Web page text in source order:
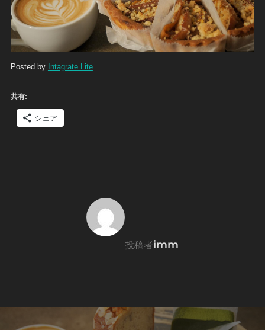
Posted by Intagrate Lite
共有:
シェア
投稿者
投稿者imm